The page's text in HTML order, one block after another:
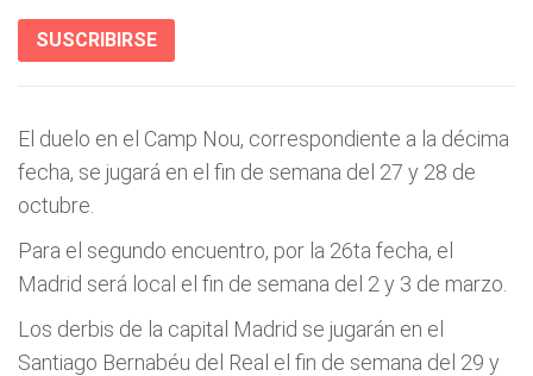
SUSCRIBIRSE
El duelo en el Camp Nou, correspondiente a la décima
fecha, se jugará en el fin de semana del 27 y 28 de
octubre.
Para el segundo encuentro, por la 26ta fecha, el
Madrid será local el fin de semana del 2 y 3 de marzo.
Los derbis de la capital Madrid se jugarán en el
Santiago Bernabéu del Real el fin de semana del 29 y